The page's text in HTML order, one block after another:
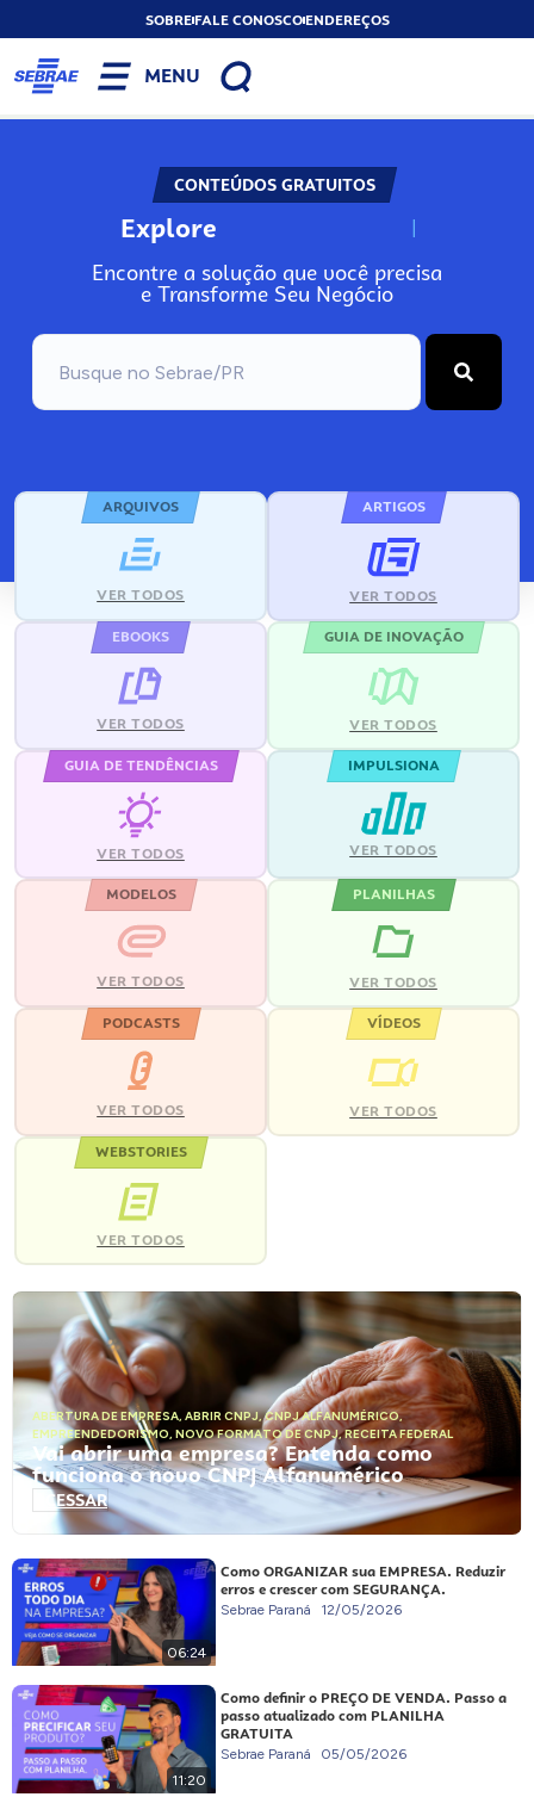
SOBREFALE CONOSCOENDEREÇOS
MENU
CONTEÚDOS GRATUITOS
Explore N
Encontre a solução que você precisa
e Transforme Seu Negócio
ARQUIVOS
VER TODOS
ARTIGOS
VER TODOS
EBOOKS
VER TODOS
GUIA DE INOVAÇÃO
VER TODOS
GUIA DE TENDÊNCIAS
VER TODOS
IMPULSIONA
VER TODOS
MODELOS
VER TODOS
PLANILHAS
VER TODOS
PODCASTS
VER TODOS
VÍDEOS
VER TODOS
WEBSTORIES
VER TODOS
ABERTURA DE EMPRESA, ABRIR CNPJ,CNPJ ALFANUMÉRICO,
EMPREENDEDORISMO, NOVO FORMATO DE CNPJ,RECEITA FEDERAL
Vai abrir uma empresa? Entenda como
funciona o novo CNPJ Alfanumérico
ACESSAR
06:24
Como ORGANIZAR sua EMPRESA. Reduzir
erros e crescer com SEGURANÇA.
Sebrae Paraná 12/05/2026
11:20
Como definir o PREÇO DE VENDA. Passo a
passo atualizado com PLANILHA
GRATUITA
Sebrae Paraná 05/05/2026